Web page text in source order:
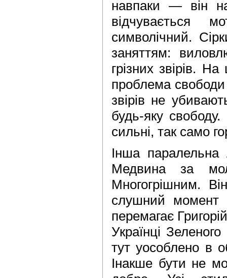
навпаки — він
відчувається
символічний.
заняттям:
грізних звірів.
проблема
звірів не
будь-яку
сильні, так само
Інша
Медвина за
Многогрішним.
слушний момент
перемагає
Українці
тут уособлено в
Інакше бути не